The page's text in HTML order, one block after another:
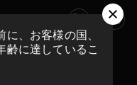
ーでプレイ
、お客様の国、
齢に達しているこ